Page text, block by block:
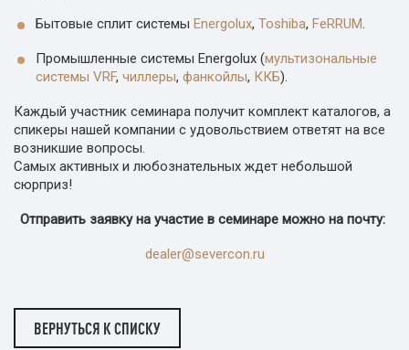
Бытовые сплит системы Energolux, Toshiba, FeRRUM.
Промышленные системы Energolux (мультизональные
системы VRF, чиллеры, фанкойлы, ККБ).
Каждый участник семинара получит комплект каталогов, а
спикеры нашей компании с удовольствием ответят на все
возникшие вопросы.
Самых активных и любознательных ждет небольшой
сюрприз!
Отправить заявку на участие в семинаре можно на почту:
dealer@severcon.ru
ВЕРНУТЬСЯ К СПИСКУ